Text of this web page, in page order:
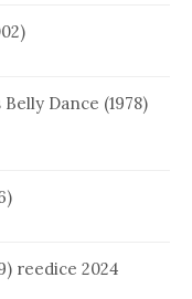
Dance (1978)
reedice 2024